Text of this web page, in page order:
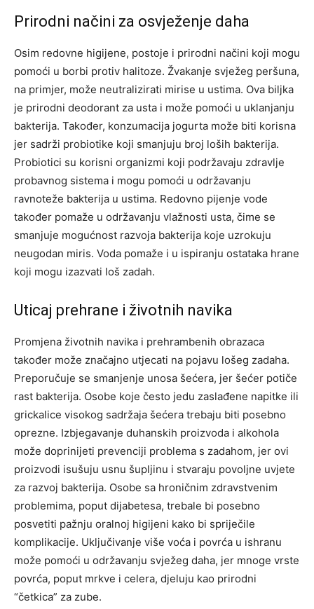
Prirodni načini za osvježenje daha
Osim redovne higijene, postoje i prirodni načini koji mogu
pomoći u borbi protiv halitoze. Žvakanje svježeg peršuna,
na primjer, može neutralizirati mirise u ustima. Ova biljka
je prirodni deodorant za usta i može pomoći u uklanjanju
bakterija. Također, konzumacija jogurta može biti korisna
jer sadrži probiotike koji smanjuju broj loših bakterija.
Probiotici su korisni organizmi koji podržavaju zdravlje
probavnog sistema i mogu pomoći u održavanju
ravnoteže bakterija u ustima. Redovno pijenje vode
također pomaže u održavanju vlažnosti usta, čime se
smanjuje mogućnost razvoja bakterija koje uzrokuju
neugodan miris. Voda pomaže i u ispiranju ostataka hrane
koji mogu izazvati loš zadah.
Uticaj prehrane i životnih navika
Promjena životnih navika i prehrambenih obrazaca
također može značajno utjecati na pojavu lošeg zadaha.
Preporučuje se smanjenje unosa šećera, jer šećer potiče
rast bakterija. Osobe koje često jedu zaslađene napitke ili
grickalice visokog sadržaja šećera trebaju biti posebno
oprezne. Izbjegavanje duhanskih proizvoda i alkohola
može doprinijeti prevenciji problema s zadahom, jer ovi
proizvodi isušuju usnu šupljinu i stvaraju povoljne uvjete
za razvoj bakterija. Osobe sa hroničnim zdravstvenim
problemima, poput dijabetesa, trebale bi posebno
posvetiti pažnju oralnoj higijeni kako bi spriječile
komplikacije. Uključivanje više voća i povrća u ishranu
može pomoći u održavanju svježeg daha, jer mnoge vrste
povrća, poput mrkve i celera, djeluju kao prirodni
“četkica” za zube.